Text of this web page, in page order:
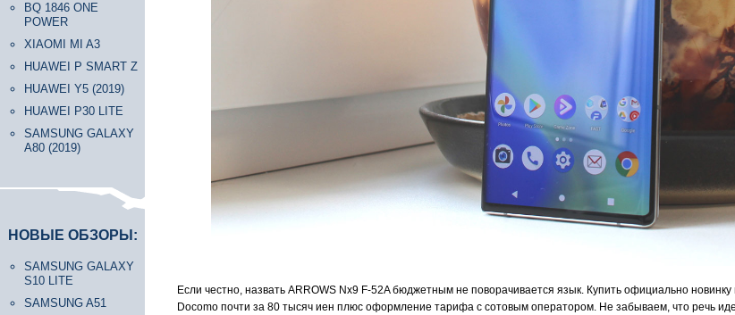
BQ 1846 ONE
POWER
XIAOMI MI A3
HUAWEI P SMART Z
HUAWEI Y5 (2019)
HUAWEI P30 LITE
SAMSUNG GALAXY
A80 (2019)
НОВЫЕ ОБЗОРЫ:
SAMSUNG GALAXY
S10 LITE
SAMSUNG A51
Если честно, назвать ARROWS Nx9 F-52A бюджетным не поворачивается язык. Купить официально
Docomo почти за 80 тысяч иен плюс оформление тарифа с сотовым оператором. Не забываем, что речь